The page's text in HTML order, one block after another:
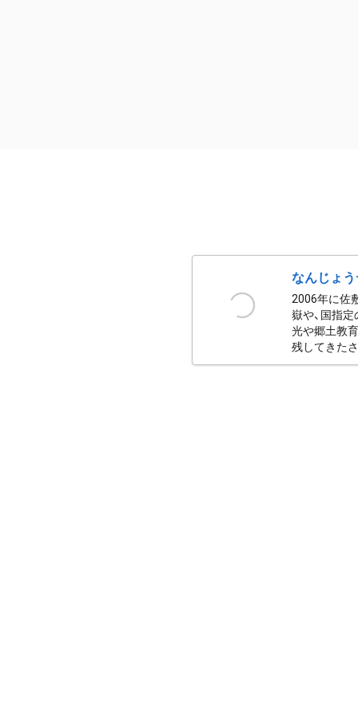
なんじょ
2006年に佐
嶽や、国指
光や郷土教
残してきた